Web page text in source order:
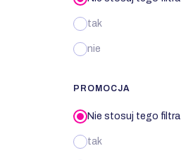
tak
nie
PROMOCJA
Nie stosuj tego filtra
tak